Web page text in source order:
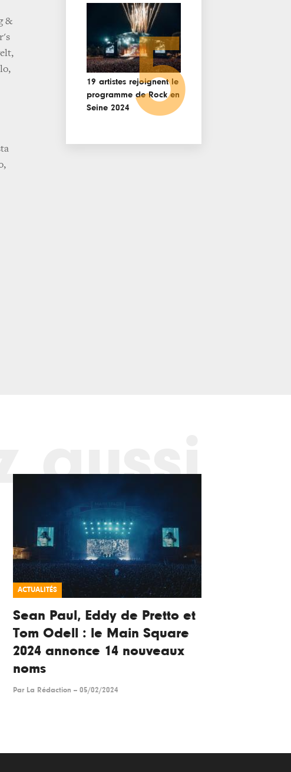
&
19 artistes rejoignent le
programme de Rock en
Seine 2024 5
aussi
ACTUALITÉS
Sean Paul, Eddy de Pretto et
Tom Odell : le Main Square
2024 annonce 14 nouveaux
noms
Par La Rédaction -- 05/02/2024